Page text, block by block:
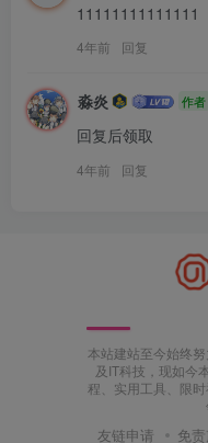
11111111111111
4年前 回复
淼炎 作者
回复后领取
4年前 回复
本站建站至今始终
及IT科技，现如今
程、实用工具、限
友链申请 免